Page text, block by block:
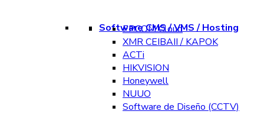
Software CMS / VMS / Hosting
EPCOM Cloud
XMR CEIBAII / KAPOK
ACTi
HIKVISION
Honeywell
NUUO
Software de Diseño (CCTV)